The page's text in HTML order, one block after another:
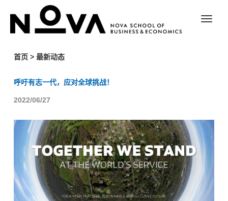
首页 > 最新动态
呼吁有志一代，应对全球挑战！
2022/06/27